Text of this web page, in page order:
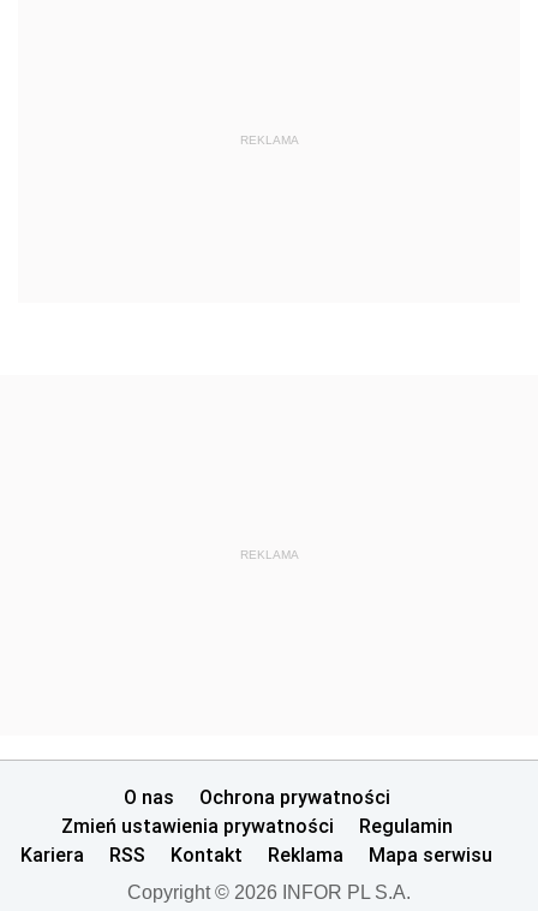
REKLAMA
REKLAMA
O nas
Ochrona prywatności
Zmień ustawienia prywatności
Regulamin
Kariera
RSS Kontakt Reklama Mapa serwisu
Copyright © 2026 INFOR PL S.A.